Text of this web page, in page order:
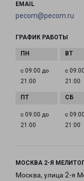
EMAIL
pecom@pecom.ru
ГРАФИК РАБОТЫ
с 09:00 до
21:00
с
21:00
с 09:00 до
21:00
с
21:00
МОСКВА 2-Я
Москва, улица 2-я